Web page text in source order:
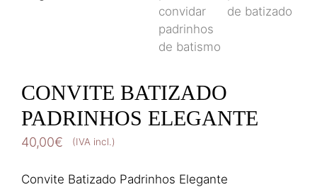
CONVITE BATIZADO
PADRINHOS ELEGANTE
40,00€ (IVA incl.)
Convite Batizado Padrinhos Elegante